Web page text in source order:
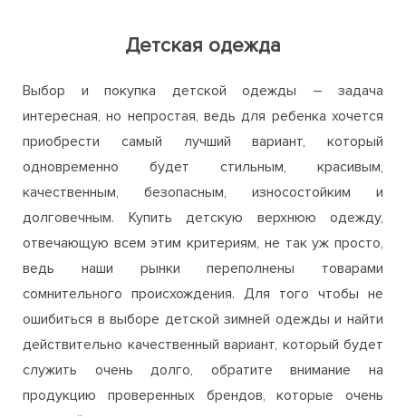
Детская одежда
Выбор и покупка детской одежды – задача
интересная, но непростая, ведь для ребенка хочется
приобрести самый лучший вариант, который
одновременно будет стильным, красивым,
качественным, безопасным, износостойким и
долговечным. Купить детскую верхнюю одежду,
отвечающую всем этим критериям, не так уж просто,
ведь наши рынки переполнены товарами
сомнительного происхождения. Для того чтобы не
ошибиться в выборе детской зимней одежды и найти
действительно качественный вариант, который будет
служить очень долго, обратите внимание на
продукцию проверенных брендов, которые очень